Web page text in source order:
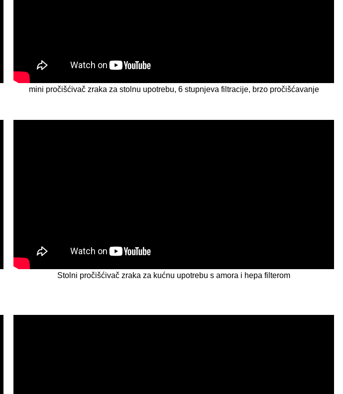
mini pročišćivač zraka za stolnu upotrebu, 6 stupnjeva filtracije, brzo pročišćavanje
Stolni pročišćivač zraka za kućnu upotrebu s amora i hepa filterom